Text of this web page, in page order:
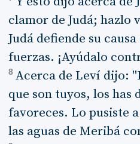
clamor de Judá; hazlo
Judá defiende su
fuerzas. ¡Ayúdalo
8 Acerca de Leví dijo:
que son tuyos, los has
favoreces. Lo pusiste
las aguas de Meribá